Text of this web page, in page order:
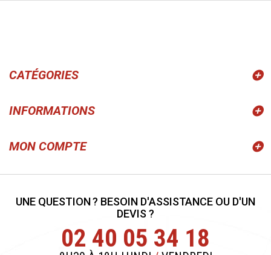
CATÉGORIES
INFORMATIONS
MON COMPTE
UNE QUESTION ? BESOIN D'ASSISTANCE OU D'UN
DEVIS ?
02 40 05 34 18